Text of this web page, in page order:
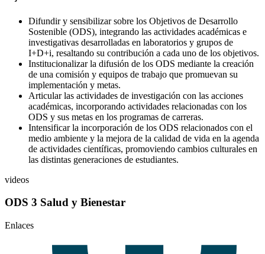
Difundir y sensibilizar sobre los Objetivos de Desarrollo
Sostenible (ODS), integrando las actividades académicas e
investigativas desarrolladas en laboratorios y grupos de
I+D+i, resaltando su contribución a cada uno de los objetivos.
Institucionalizar la difusión de los ODS mediante la creación
de una comisión y equipos de trabajo que promuevan su
implementación y metas.
Articular las actividades de investigación con las acciones
académicas, incorporando actividades relacionadas con los
ODS y sus metas en los programas de carreras.
Intensificar la incorporación de los ODS relacionados con el
medio ambiente y la mejora de la calidad de vida en la agenda
de actividades científicas, promoviendo cambios culturales en
las distintas generaciones de estudiantes.
videos
ODS 3 Salud y Bienestar
Enlaces